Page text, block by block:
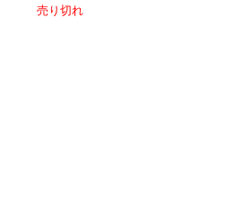
売り切れ